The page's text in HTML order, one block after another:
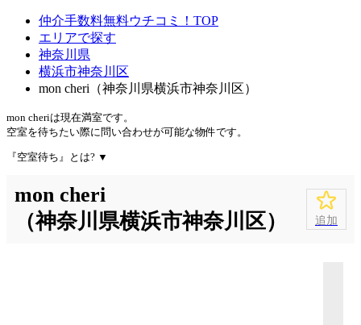
仲介手数料無料ウチコミ！TOP
エリアで探す
神奈川県
横浜市神奈川区
mon cheri（神奈川県横浜市神奈川区）
mon cheriは現在満室です。
空室を待ちたい際に問い合わせが可能な物件です。
『空室待ち』とは? ▼
mon cheri
（神奈川県横浜市神奈川区）
追加